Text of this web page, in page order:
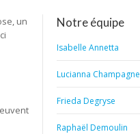
un
Notre équipe
Isabelle Annetta
Lucianna Champagne
Frieda Degryse
Raphaël Demoulin